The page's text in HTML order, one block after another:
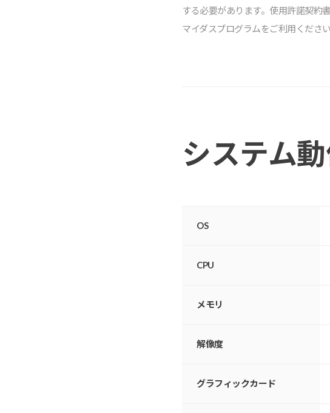
する必要があります。使⽤許諾契約
マイダスプログラムをご利⽤ください
システム
OS
CPU
メモリ
解像度
グラフィックカード